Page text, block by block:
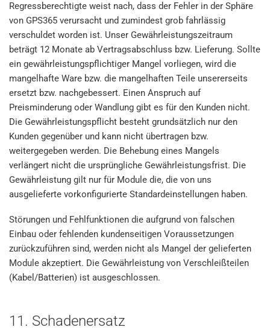
Regressberechtigte weist nach, dass der Fehler in der Sphäre
von GPS365 verursacht und zumindest grob fahrlässig
verschuldet worden ist. Unser Gewährleistungszeitraum
beträgt 12 Monate ab Vertragsabschluss bzw. Lieferung. Sollte
ein gewährleistungspflichtiger Mangel vorliegen, wird die
mangelhafte Ware bzw. die mangelhaften Teile unsererseits
ersetzt bzw. nachgebessert. Einen Anspruch auf
Preisminderung oder Wandlung gibt es für den Kunden nicht.
Die Gewährleistungspflicht besteht grundsätzlich nur den
Kunden gegenüber und kann nicht übertragen bzw.
weitergegeben werden. Die Behebung eines Mangels
verlängert nicht die ursprüngliche Gewährleistungsfrist. Die
Gewährleistung gilt nur für Module die, die von uns
ausgelieferte vorkonfigurierte Standardeinstellungen haben.
Störungen und Fehlfunktionen die aufgrund von falschen
Einbau oder fehlenden kundenseitigen Voraussetzungen
zurückzuführen sind, werden nicht als Mangel der gelieferten
Module akzeptiert. Die Gewährleistung von Verschleißteilen
(Kabel/Batterien) ist ausgeschlossen.
11. Schadenersatz